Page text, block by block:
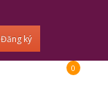
Đăng ký
0